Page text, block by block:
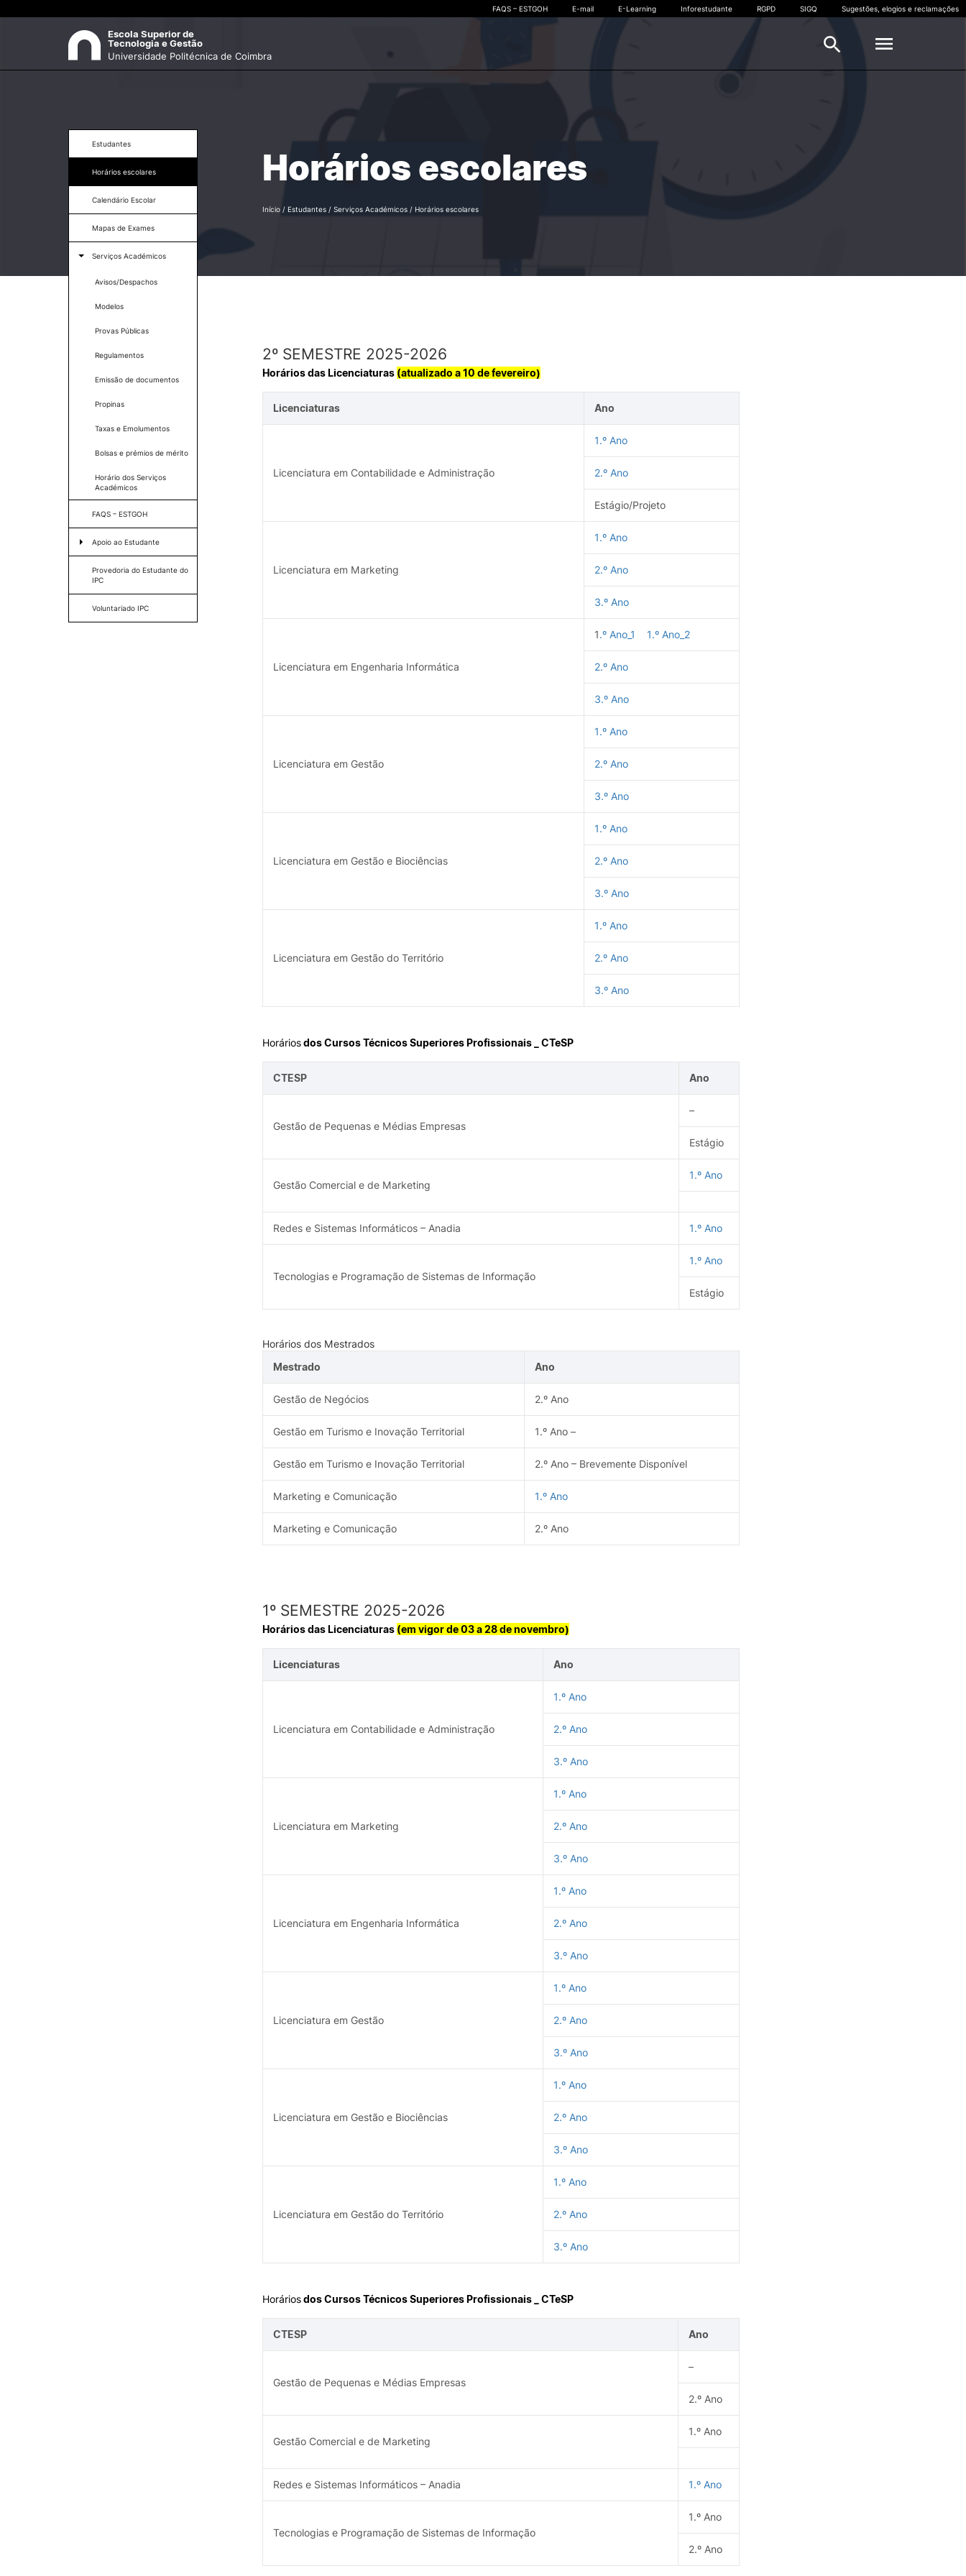
Horário de Funcionamento
Missão e Visão
Organograma
U-Multirank
Recursos Humanos
Cursos Técnicos Superiores
Licenciaturas
Mestrados
Microcredenciações
Candidato a CTeSP
Candidato a Mestrados
Curriculares Isoladas
Serviços Académicos
COMUNIDADE
Atribuição de Prémios no Dia do
disponíveis para a comunidade
GABINETE DE
Configurar impressoras
INTERNACIONAL
FAQS – ESTGOH E-mail E-Learning Inforestudante RGPD SIGQ Sugestões, elogios e reclamações
Escola Superior de
Tecnologia e Gestão
Universidade Politécnica de Coimbra
Pesquisa
Estudantes
Horários escolares
Calendário Escolar
Mapas de Exames
Serviços Académicos
Avisos/Despachos
Modelos
Provas Públicas
Regulamentos
Emissão de documentos
Propinas
Taxas e Emolumentos
Bolsas e prémios de mérito
Horário dos Serviços
Académicos
FAQS – ESTGOH
Apoio ao Estudante
Programa + Superior
Serviços de Ação Social
Provedoria do Estudante do
IPC
Voluntariado IPC
Horários escolares
Início / Estudantes / Serviços Académicos / Horários escolares
2º SEMESTRE 2025-2026
Horários das Licenciaturas (atualizado a 10 de fevereiro)
Licenciaturas Ano
Licenciatura em Contabilidade e Administração
1.º Ano
2.º Ano
Estágio/Projeto
Licenciatura em Marketing
1.º Ano
2.º Ano
3.º Ano
Licenciatura em Engenharia Informática
1.º Ano_1 1.º Ano_2
2.º Ano
3.º Ano
Licenciatura em Gestão
1.º Ano
2.º Ano
3.º Ano
Licenciatura em Gestão e Biociências
1.º Ano
2.º Ano
3.º Ano
Licenciatura em Gestão do Território
1.º Ano
2.º Ano
3.º Ano
Horáriosdos Cursos Técnicos Superiores Profissionais _ CTeSP
CTESP Ano
Gestão de Pequenas e Médias Empresas
–
Estágio
Gestão Comercial e de Marketing
1.º Ano
Redes e Sistemas Informáticos – Anadia 1.º Ano
Tecnologias e Programação de Sistemas de Informação
1.º Ano
Estágio
Horários dos Mestrados
Mestrado
Ano
Gestão de Negócios 2.º Ano
Gestão em Turismo e Inovação Territorial 1.º Ano –
Gestão em Turismo e Inovação Territorial 2.º Ano – Brevemente Disponível
Marketing e Comunicação 1.º Ano
Marketing e Comunicação 2.º Ano
1º SEMESTRE 2025-2026
Horários das Licenciaturas (em vigor de 03 a 28 de novembro)
Licenciaturas Ano
Licenciatura em Contabilidade e Administração
1.º Ano
2.º Ano
3.º Ano
Licenciatura em Marketing
1.º Ano
2.º Ano
3.º Ano
Licenciatura em Engenharia Informática
1.º Ano
2.º Ano
3.º Ano
Licenciatura em Gestão
1.º Ano
2.º Ano
3.º Ano
Licenciatura em Gestão e Biociências
1.º Ano
2.º Ano
3.º Ano
Licenciatura em Gestão do Território
1.º Ano
2.º Ano
3.º Ano
Horáriosdos Cursos Técnicos Superiores Profissionais _ CTeSP
CTESP Ano
Gestão de Pequenas e Médias Empresas
–
2.º Ano
Gestão Comercial e de Marketing
1.º Ano
Redes e Sistemas Informáticos – Anadia 1.º Ano
Tecnologias e Programação de Sistemas de Informação
1.º Ano
2.º Ano